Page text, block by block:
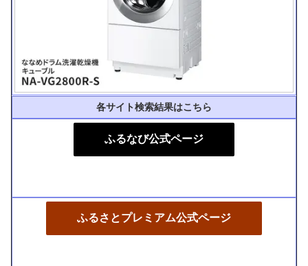
各サイト検索結果はこちら
ふるなび公式ページ
ふるさとプレミアム公式ページ